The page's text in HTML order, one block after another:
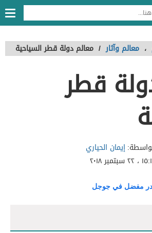
، معالم وآثار / معالم دولة قطر السياحية
قطر
إيمان الحياري
سبتمبر ٢٠١٨
مفضل في جوجل